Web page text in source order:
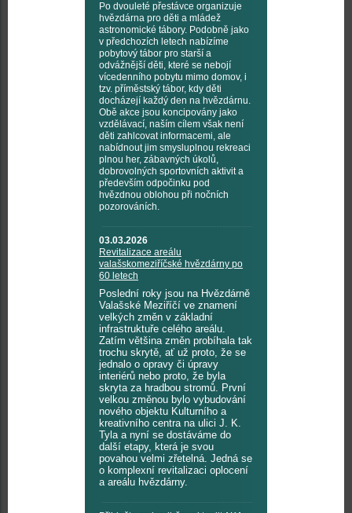
Po dvouleté přestávce organizuje
hvězdárna pro děti a mládež
astronomické tábory. Podobně jako
v předchozích letech nabízíme
pobytový tábor pro starší a
odvážnější děti, které se nebojí
vícedenního pobytu mimo domov, i
tzv. příměstský tábor, kdy děti
docházejí každý den na hvězdárnu.
Obě akce jsou koncipovány jako
vzdělávací, naším cílem však není
děti zahlcovat informacemi, ale
nabídnout jim smysluplnou rekreaci
plnou her, zábavných úkolů,
dobrovolných sportovních aktivit a
především odpočinku pod
hvězdnou oblohou při nočních
pozorováních.
03.03.2026
Revitalizace areálu
valašskomeziříčské hvězdárny po
60 letech
Poslední roky jsou na Hvězdárně
Valašské Meziříčí ve znamení
velkých změn v základní
infrastruktuře celého areálu.
Zatím většina změn probíhala tak
trochu skrytě, ať už proto, že se
jednalo o opravy či úpravy
interiérů nebo proto, že byla
skryta za hradbou stromů. První
velkou změnou bylo vybudování
nového objektu Kulturního a
kreativního centra na ulici J. K.
Tyla a nyní se dostáváme do
další etapy, která je svou
povahou velmi zřetelná. Jedná se
o komplexní revitalizaci oplocení
a areálu hvězdárny.